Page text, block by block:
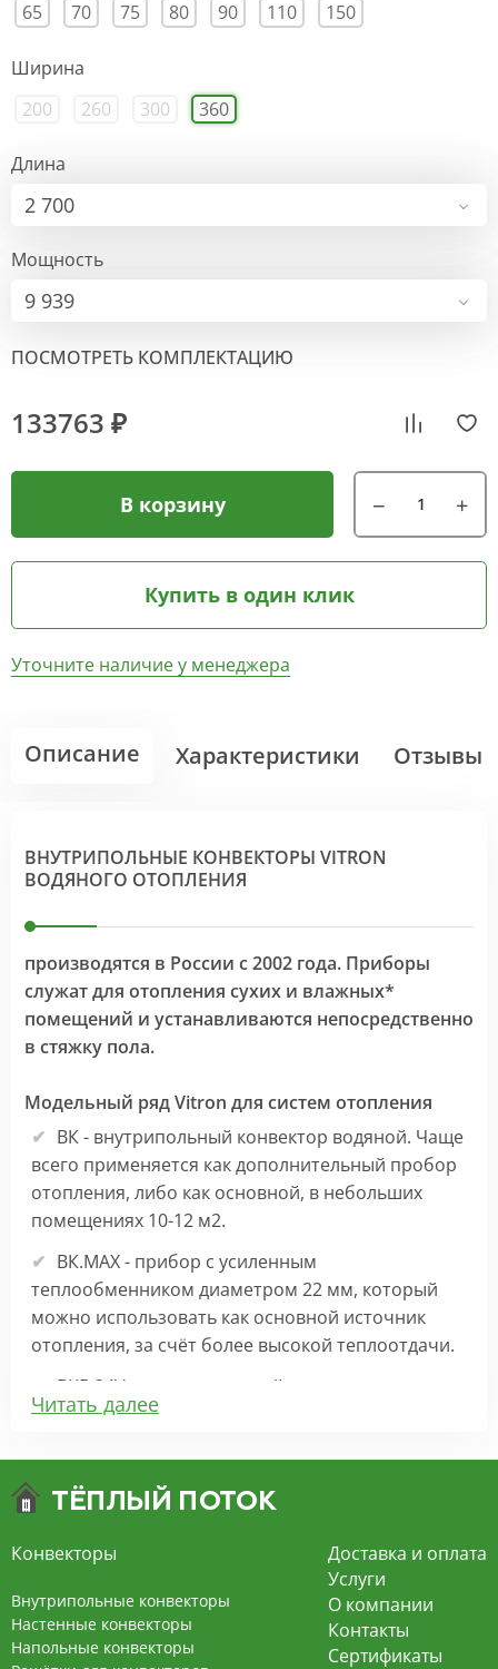
65
70 75 80 90 110 150
Ширина
200
260 300 360
Длина
2 700
Мощность
9 939
ПОСМОТРЕТЬ КОМПЛЕКТАЦИЮ
133763 ₽
В корзину
Купить в один клик
Уточните наличие у менеджера
Описание Характеристики Отзывы
ВНУТРИПОЛЬНЫЕ КОНВЕКТОРЫ VITRON
ВОДЯНОГО ОТОПЛЕНИЯ
производятся в России с 2002 года. Приборы
служат для отопления сухих и влажных*
помещений и устанавливаются непосредственно
в стяжку пола.
Модельный ряд Vitron для систем отопления
ВК - внутрипольный конвектор водяной. Чаще
всего применяется как дополнительный пробор
отопления, либо как основной, в небольших
помещениях 10-12 м2.
ВК.МАХ - прибор с усиленным
теплообменником диаметром 22 мм, который
можно использовать как основной источник
отопления, за счёт более высокой теплоотдачи.
ВКВ 24V – внутрипольный конвектор
отопления с вентилятором на 24В подходит для
экономит электроэнергию и бесшумно работает.
конвекцией на 220В. За счет тангенциального
вентилятора создает принудительную
конвекцию, что позволяет обогревать
помещения большой площади.
Читать далее
Конвекторы
Внутрипольные конвекторы
Настенные конвекторы
Напольные конвекторы
Доставка и оплата
Услуги
О компании
Контакты
Сертификаты